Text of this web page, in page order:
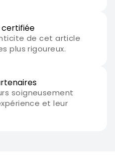
certifiée
de cet article
plus rigoureux.
soigneusement
et leur